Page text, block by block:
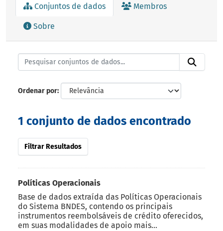
Conjuntos de dados Membros
Sobre
Ordenar por
1 conjunto de dados encontrado
Filtrar Resultados
Políticas Operacionais
Base de dados extraída das Políticas Operacionais
do Sistema BNDES, contendo os principais
instrumentos reembolsáveis de crédito oferecidos,
em suas modalidades de apoio mais...